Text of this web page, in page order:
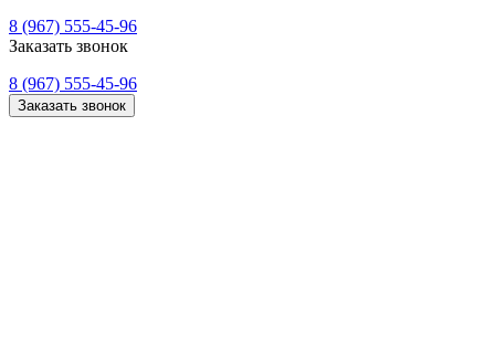
8 (967) 555-45-96
Заказать звонок
8 (967) 555-45-96
Заказать звонок